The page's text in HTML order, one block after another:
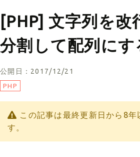
[PHP] 文字列を改
分割して配列にす
公開日：2017/12/21
PHP
この記事は最終更新日から8年
す。